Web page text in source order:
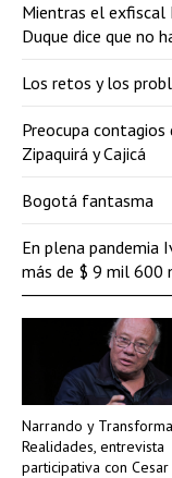
Narrando y
Realidades, entrevista
participativa con Cesar
Mientras el exfiscal
Duque dice que no
Los retos y los
Preocupa contagios
Zipaquirá y Cajicá
Bogotá fantasma
En plena pandemia
más de $ 9 mil 600